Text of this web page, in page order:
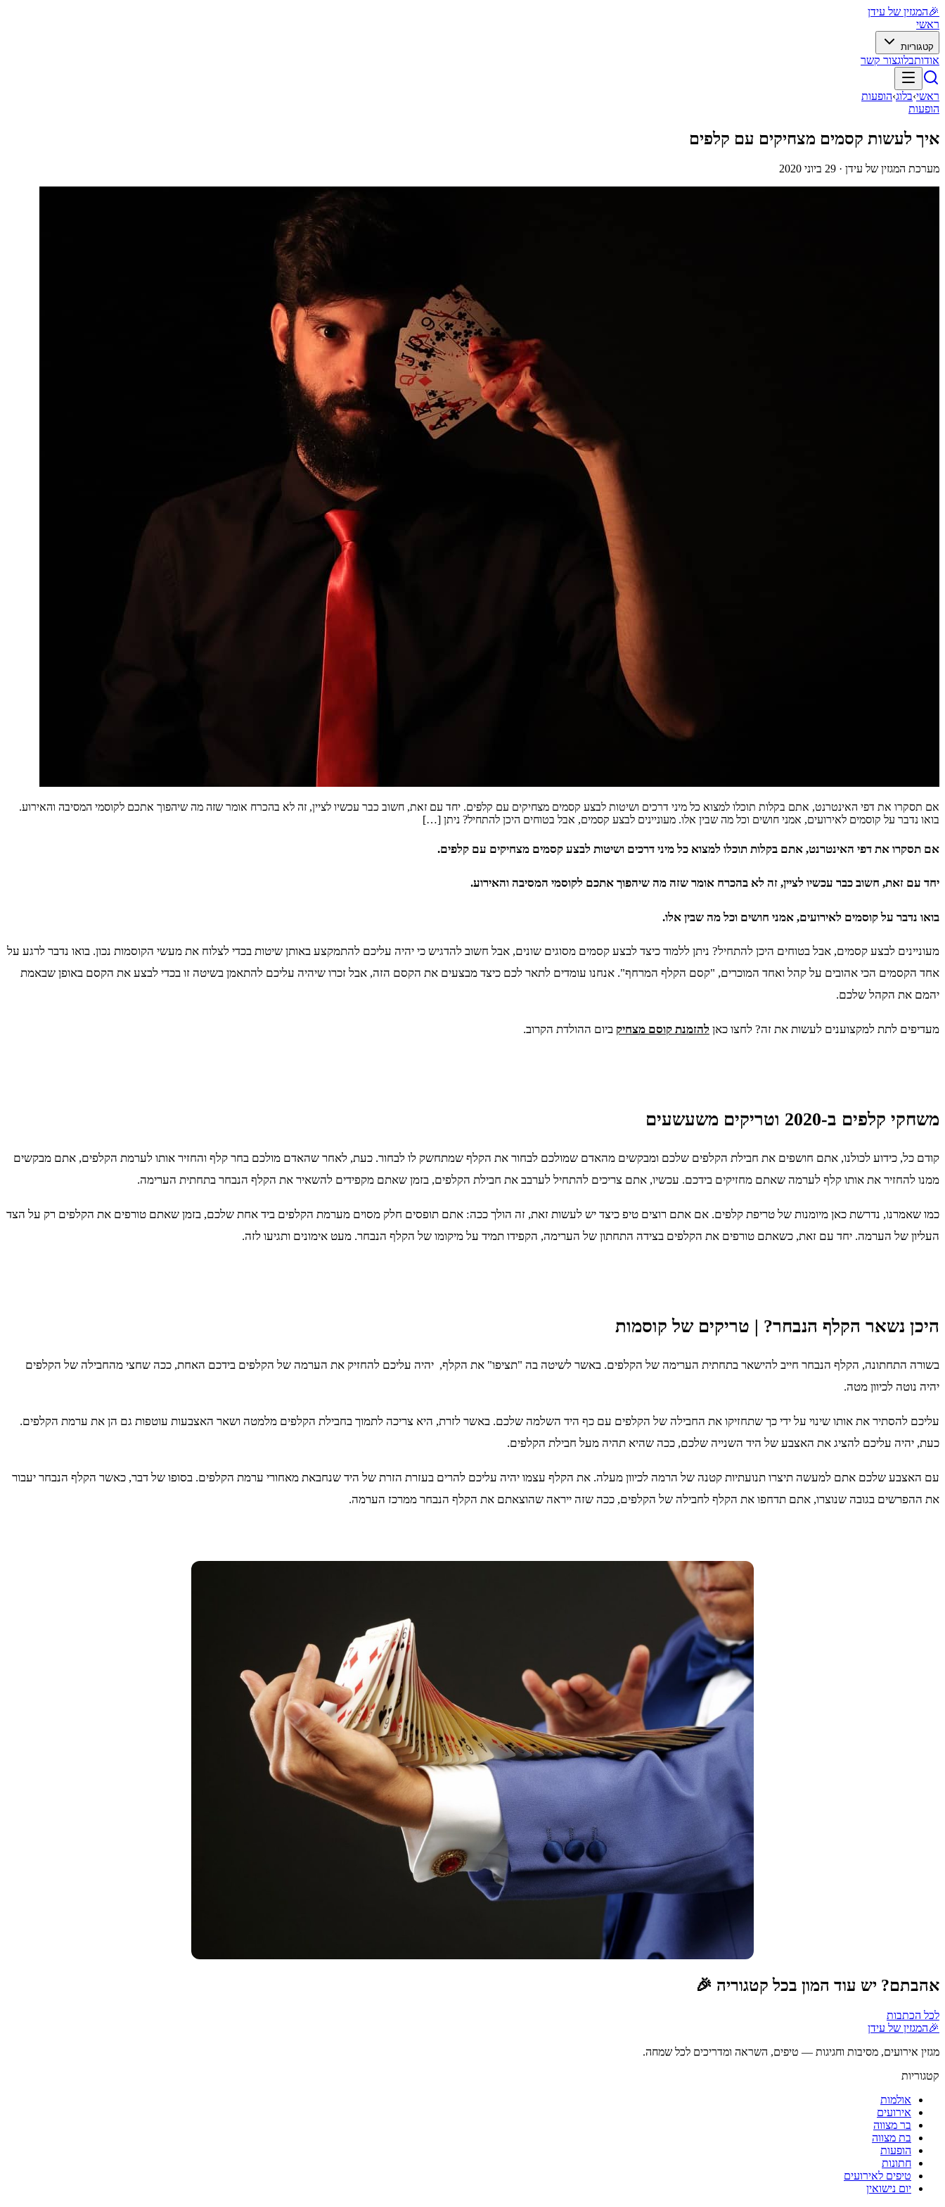
🎉המגזין של עידן
ראשי
קטגוריות
אודותבלוגצור קשר
ראשי›בלוג›הופעות
הופעות
איך לעשות קסמים מצחיקים עם קלפים
מערכת המגזין של עידן · 29 ביוני 2020
אם תסקרו את דפי האינטרנט, אתם בקלות תוכלו למצוא כל מיני דרכים ושיטות לבצע קסמים מצחיקים עם קלפים. יחד עם זאת, חשוב כבר עכשיו לציין, זה לא בהכרח אומר שזה מה שיהפוך אתכם לקוסמי המסיבה והאירוע.
בואו נדבר על קוסמים לאירועים, אמני חושים וכל מה שבין אלו. מעוניינים לבצע קסמים, אבל בטוחים היכן להתחיל? ניתן […]
אם תסקרו את דפי האינטרנט, אתם בקלות תוכלו למצוא כל מיני דרכים ושיטות לבצע קסמים מצחיקים עם קלפים.
יחד עם זאת, חשוב כבר עכשיו לציין, זה לא בהכרח אומר שזה מה שיהפוך אתכם לקוסמי המסיבה והאירוע.
בואו נדבר על קוסמים לאירועים, אמני חושים וכל מה שבין אלו.
מעוניינים לבצע קסמים, אבל בטוחים היכן להתחיל? ניתן ללמוד כיצד לבצע קסמים מסוגים שונים, אבל חשוב להדגיש כי יהיה עליכם להתמקצע באותן שיטות בכדי לצלוח את מעשי הקוסמות נכון. בואו נדבר לרגע על
אחד הקסמים הכי אהובים על קהל ואחד המוכרים, "קסם הקלף המרחף". אנחנו עומדים לתאר לכם כיצד מבצעים את הקסם הזה, אבל זכרו שיהיה עליכם להתאמן בשיטה זו בכדי לבצע את הקסם באופן שבאמת
יהמם את הקהל שלכם.
מעדיפים לתת למקצוענים לעשות את זה? לחצו כאן להזמנת קוסם מצחיק ביום ההולדת הקרוב.
משחקי קלפים ב-2020 וטריקים משעשעים
קודם כל, כידוע לכולנו, אתם חושפים את חבילת הקלפים שלכם ומבקשים מהאדם שמולכם לבחור את הקלף שמתחשק לו לבחור. כעת, לאחר שהאדם מולכם בחר קלף והחזיר אותו לערמת הקלפים, אתם מבקשים
ממנו להחזיר את אותו קלף לערמה שאתם מחזיקים בידכם. עכשיו, אתם צריכים להתחיל לערבב את חבילת הקלפים, בזמן שאתם מקפידים להשאיר את הקלף הנבחר בתחתית הערימה.
כמו שאמרנו, נדרשת כאן מיומנות של טריפת קלפים. אם אתם רוצים טיפ כיצד יש לעשות זאת, זה הולך ככה: אתם תופסים חלק מסוים מערמת הקלפים ביד אחת שלכם, בזמן שאתם טורפים את הקלפים רק על הצד
העליון של הערמה. יחד עם זאת, כשאתם טורפים את הקלפים בצידה התחתון של הערימה, הקפידו תמיד על מיקומו של הקלף הנבחר. מעט אימונים ותגיעו לזה.
היכן נשאר הקלף הנבחר? | טריקים של קוסמות
בשורה התחתונה, הקלף הנבחר חייב להישאר בתחתית הערימה של הקלפים. באשר לשיטה בה "תציפו" את הקלף, יהיה עליכם להחזיק את הערמה של הקלפים בידכם האחת, ככה שחצי מהחבילה של הקלפים
יהיה נוטה לכיוון מטה.
עליכם להסתיר את אותו שינוי על ידי כך שתחזיקו את החבילה של הקלפים עם כף היד השלמה שלכם. באשר לזרת, היא צריכה לתמוך בחבילת הקלפים מלמטה ושאר האצבעות עוטפות גם הן את ערמת הקלפים.
כעת, יהיה עליכם להציג את האצבע של היד השנייה שלכם, ככה שהיא תהיה מעל חבילת הקלפים.
עם האצבע שלכם אתם למעשה תיצרו תנועתיות קטנה של הרמה לכיוון מעלה. את הקלף עצמו יהיה עליכם להרים בעזרת הזרת של היד שנחבאת מאחורי ערמת הקלפים. בסופו של דבר, כאשר הקלף הנבחר יעבור
את ההפרשים בגובה שנוצרו, אתם תדחפו את הקלף לחבילה של הקלפים, ככה שזה ייראה שהוצאתם את הקלף הנבחר ממרכז הערמה.
אהבתם? יש עוד המון בכל קטגוריה 🎉
לכל הכתבות
🎉המגזין של עידן
מגזין אירועים, מסיבות וחגיגות — טיפים, השראה ומדריכים לכל שמחה.
קטגוריות
אולמות
אירועים
בר מצווה
בת מצווה
הופעות
חתונות
טיפים לאירועים
יום נישואין